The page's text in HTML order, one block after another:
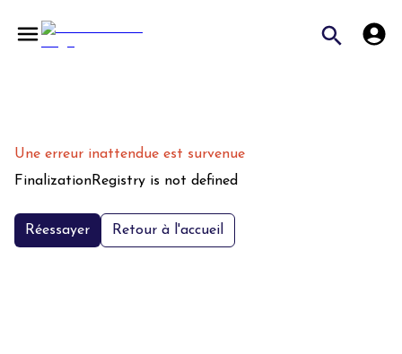
Une erreur inattendue est survenue
FinalizationRegistry is not defined
Réessayer Retour à l'accueil